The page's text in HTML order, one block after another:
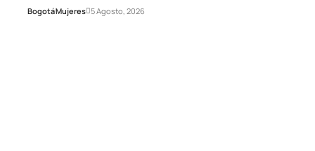
BogotáMujeres 5 Agosto, 2026